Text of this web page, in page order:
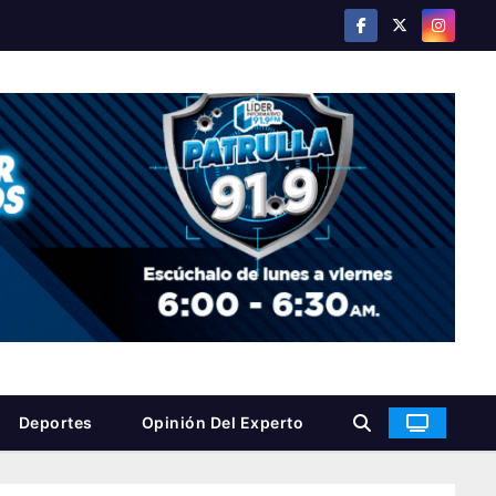
Deportes Opinión Del Experto